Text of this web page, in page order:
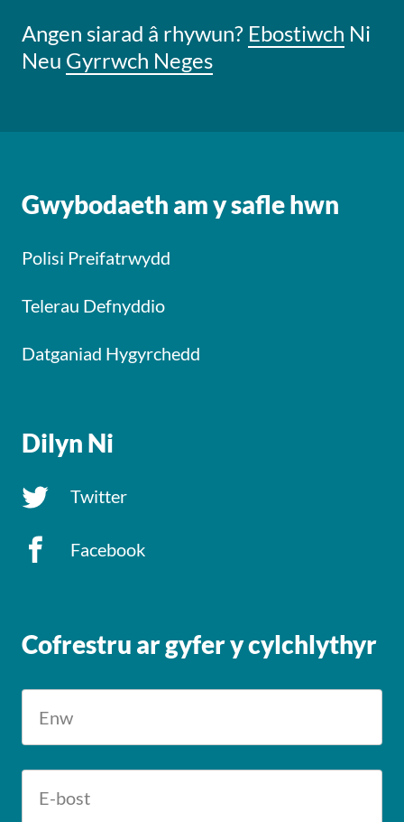
Angen siarad â rhywun? Ebostiwch Ni
Neu Gyrrwch Neges
Gwybodaeth am y safle hwn
Polisi Preifatrwydd
Telerau Defnyddio
Datganiad Hygyrchedd
Dilyn Ni
Twitter
Facebook
Cofrestru ar gyfer y cylchlythyr